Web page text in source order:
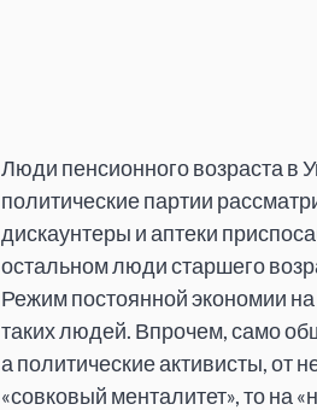
Люди пенсионного возраста в
политические партии
дискаунтеры и аптеки
остальном люди старшего
Режим постоянной экономии
таких людей. Впрочем, само
а политические активисты, от
«совковый менталитет», то на